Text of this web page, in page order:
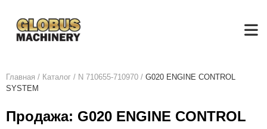
Главная / Каталог / N 710655-710970 / G020 ENGINE CONTROL
SYSTEM
Продажа: G020 ENGINE CONTROL